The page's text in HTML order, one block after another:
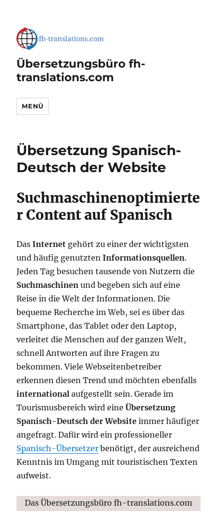
Übersetzungsbüro fh-
translations.com
MENÜ
Übersetzung Spanisch-
Deutsch der Website
Suchmaschinenoptimierte
r Content auf Spanisch
DasInternet gehört zu einer der wichtigsten
und häufig genutztenInformationsquellen.
Jeden Tag besuchen tausende von Nutzern die
Suchmaschinen und begeben sich auf eine
Reise in die Welt der Informationen. Die
bequeme Recherche im Web, sei es über das
Smartphone, das Tablet oder den Laptop,
verleitet die Menschen auf der ganzen Welt,
schnell Antworten auf ihre Fragen zu
bekommen. Viele Webseitenbetreiber
erkennen diesen Trend und möchten ebenfalls
international aufgestellt sein. Gerade im
Tourismusbereich wird eineÜbersetzung
Spanisch-Deutsch der Website immer häufiger
angefragt. Dafür wird ein professioneller
Spanisch-Übersetzer benötigt, der ausreichend
Kenntnis im Umgang mit touristischen Texten
aufweist.
Das Übersetzungsbüro fh-translations.com